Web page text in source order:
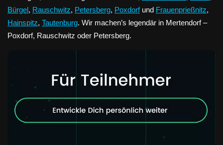
Bürgel, Rauschwitz, Petersberg, Poxdorfund Frauenprießnitz,
Hainspitz, Tautenburg. Wir machen’s legendär in Mertendorf –
Poxdorf, Rauschwitz oder Petersberg.